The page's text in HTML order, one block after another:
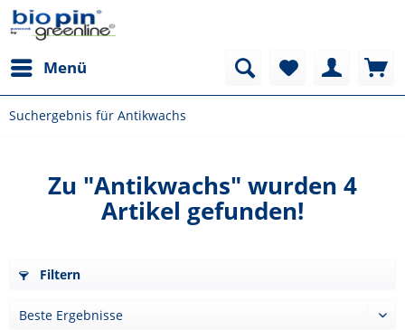
Menü
Suchergebnis für Antikwachs
Zu "Antikwachs" wurden 4
Artikel gefunden!
Filtern